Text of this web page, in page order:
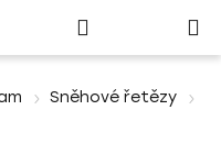
Přihlášení
košík
Sněhové řetězy